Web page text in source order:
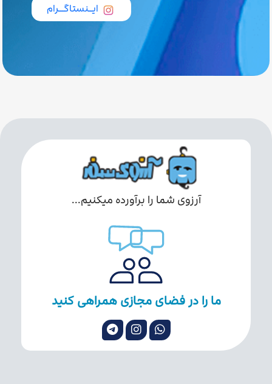
ایــنستاگـــرام
آرزوی شما را برآورده میکنیم...
ما را در فضای مجازی همراهی کنید